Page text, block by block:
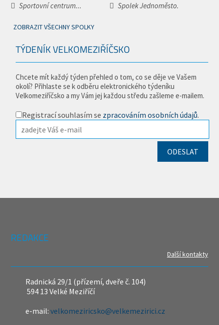
Sportovní centrum...
Spolek Jednoměsto.
ZOBRAZIT VŠECHNY SPOLKY
TÝDENÍK VELKOMEZIŘÍČSKO
Chcete mít každý týden přehled o tom, co se děje ve Vašem
okolí? Přihlaste se k odběru elektronického týdeníku
Velkomeziříčsko a my Vám jej každou středu zašleme e-mailem.
Registrací souhlasím se zpracováním osobních údajů.
REDAKCE
Další kontakty
Radnická 29/1 (přízemí, dveře č. 104)
594 13 Velké Meziříčí
e-mail:velkomeziricsko@velkemezirici.cz